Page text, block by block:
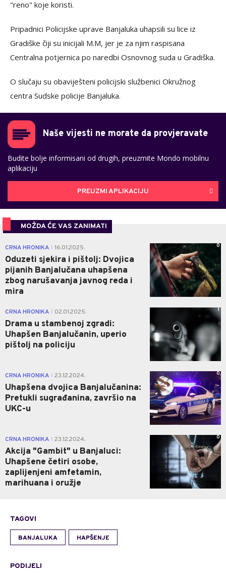
"reno" koje koristi.
Pripadnici Policijske uprave Banjaluka uhapsili su lice iz
Gradiške čiji su inicijali M.M, jer je za njim raspisana
Centralna potjernica po naredbi Osnovnog suda u Gradiška.
O slučaju su obaviješteni policijski službenici Okružnog
centra Sudske policije Banjaluka.
Naše vijesti ne morate da provjeravate
Budite bolje informisani od drugih, preuzmite Mondo mobilnu
aplikaciju
PREUZMI APLIKACIJU
MOŽDA ĆE VAS ZANIMATI
CRNA HRONIKA 16.01.2025.
Oduzeti sjekira i pištolj: Dvojica
pijanih Banjalučana uhapšena
zbog narušavanja javnog reda i
mira
0
CRNA HRONIKA 02.01.2025.
Drama u stambenoj zgradi:
Uhapšen Banjalučanin, uperio
pištolj na policiju
1
CRNA HRONIKA 23.12.2024.
Uhapšena dvojica Banjalučanina:
Pretukli sugrađanina, završio na
UKC-u
0
CRNA HRONIKA 23.12.2024.
Akcija "Gambit" u Banjaluci:
Uhapšene četiri osobe,
zaplijenjeni amfetamin,
marihuana i oružje
0
TAGOVI
BANJALUKA HAPŠENJE
PODIJELI